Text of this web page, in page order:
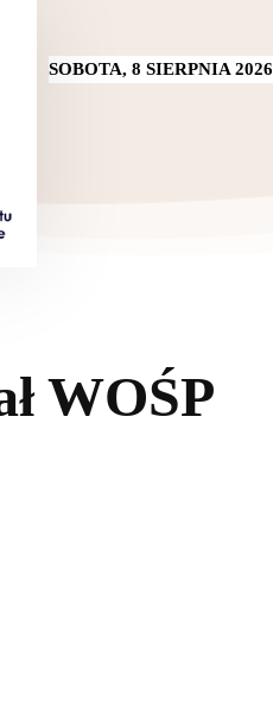
SOBOTA, 8 SIERPNIA 2026
WOŚP